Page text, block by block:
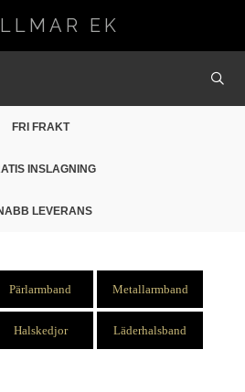
EK
FRI FRAKT
INSLAGNING
LEVERANS
Pärlarmband Metallarmband
Halskedjor Läderhalsband